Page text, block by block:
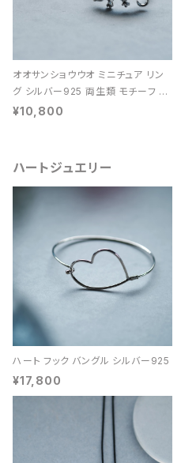
オオサンショウウオ ミニチュア リン
グ シルバー925 両生類 モチーフ レ
ディース ユニセックス
¥10,800
ハートジュエリー
ハート フック バングル シルバー925
¥17,800